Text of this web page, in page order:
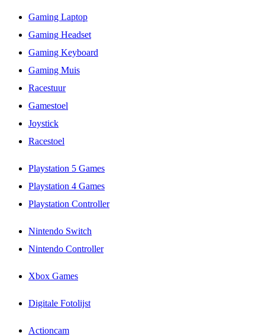
Gaming Laptop
Gaming Headset
Gaming Keyboard
Gaming Muis
Racestuur
Gamestoel
Joystick
Racestoel
Playstation 5 Games
Playstation 4 Games
Playstation Controller
Nintendo Switch
Nintendo Controller
Xbox Games
Digitale Fotolijst
Actioncam